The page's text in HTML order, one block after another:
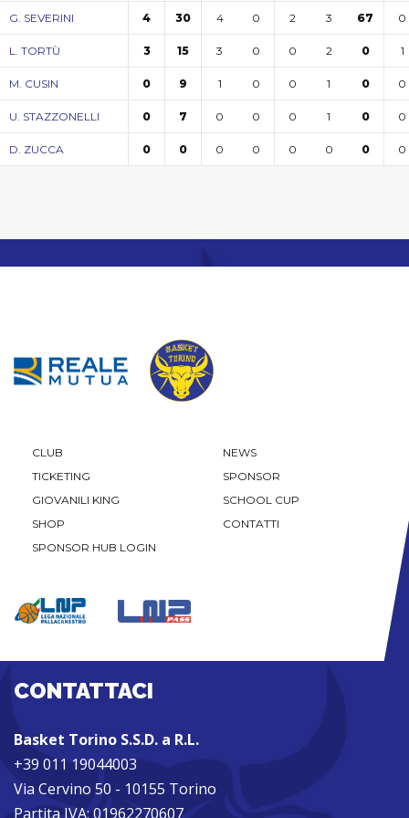
G. SEVERINI 4 30 4 0 2 3 67 0
L. TORTÙ 3 15 3 0 0 2 0 1
M. CUSIN 0 9 1 0 0 1 0 0
U. STAZZONELLI 0 7 0 0 0 1 0 0
D. ZUCCA 0 0 0 0 0 0 0 0
CLUB
NEWS
TICKETING
SPONSOR
GIOVANILI KING
SCHOOL CUP
SHOP
CONTATTI
SPONSOR HUB LOGIN
CONTATTACI
Basket Torino S.S.D. a R.L.
+39 011 19044003
Via Cervino 50 - 10155 Torino
Partita IVA: 01962270607